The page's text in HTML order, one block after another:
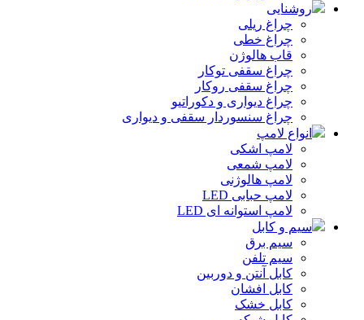
روشنایی
چراغ ریلی
چراغ خطی
قاب هالوژن
چراغ سقفی توکار
چراغ سقفی روکار
چراغ دیواری و دکوراتیو
چراغ سنسوردار سقفی و دیواری
انواع لامپ
لامپ اشکی
لامپ شمعی
لامپ هالوژنی
لامپ حبابی LED
لامپ استوانه ای LED
سیم و کابل
سیم برق
سیم تلفن
کابل آنتن و دوربین
کابل افشان
کابل خشک